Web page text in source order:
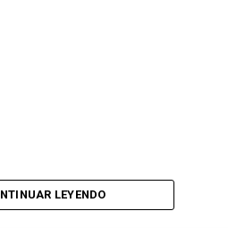
LEYENDO